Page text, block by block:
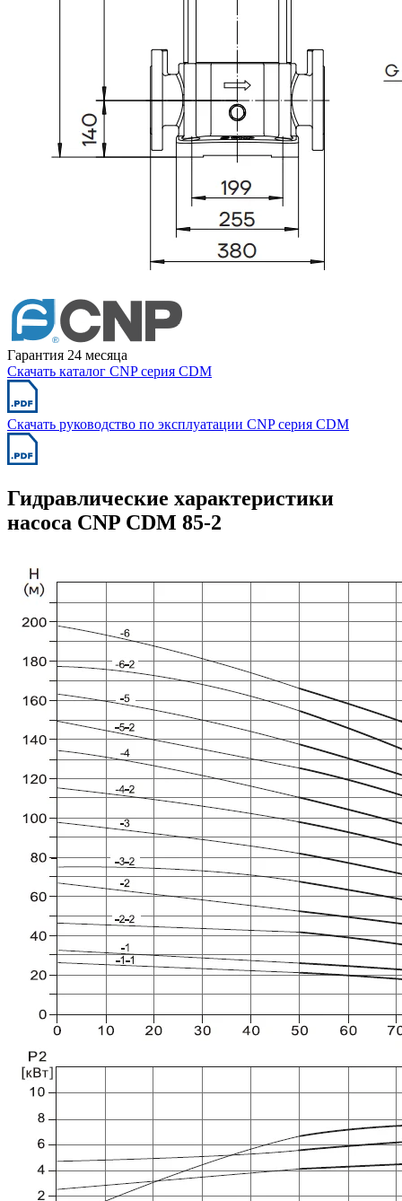
Гарантия 24 месяца
Скачать каталог CNP серия CDM
Скачать руководство по эксплуатации CNP серия CDM
Гидравлические характеристики
насоса CNP CDM 85-2